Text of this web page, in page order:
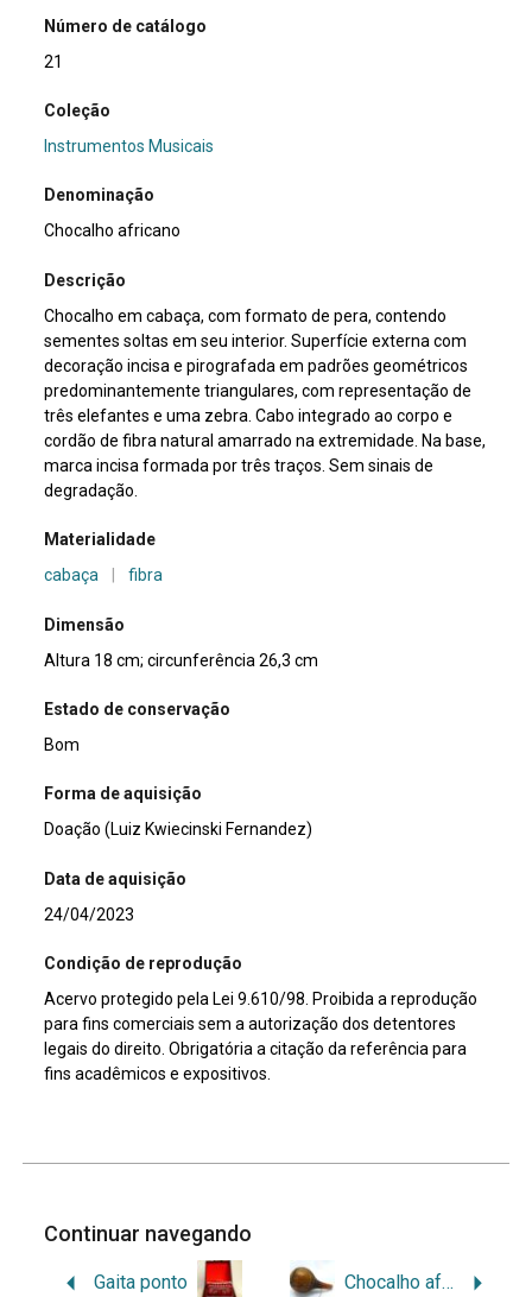
Número de catálogo
21
Coleção
Instrumentos Musicais
Denominação
Chocalho africano
Descrição
Chocalho em cabaça, com formato de pera, contendo
sementes soltas em seu interior. Superfície externa com
decoração incisa e pirografada em padrões geométricos
predominantemente triangulares, com representação de
três elefantes e uma zebra. Cabo integrado ao corpo e
cordão de fibra natural amarrado na extremidade. Na base,
marca incisa formada por três traços. Sem sinais de
degradação.
Materialidade
cabaça
fibra
Dimensão
Altura 18 cm; circunferência 26,3 cm
Estado de conservação
Bom
Forma de aquisição
Doação (Luiz Kwiecinski Fernandez)
Data de aquisição
24/04/2023
Condição de reprodução
Acervo protegido pela Lei 9.610/98. Proibida a reprodução
para fins comerciais sem a autorização dos detentores
legais do direito. Obrigatória a citação da referência para
fins acadêmicos e expositivos.
Continuar navegando
Gaita ponto Chocalho africano